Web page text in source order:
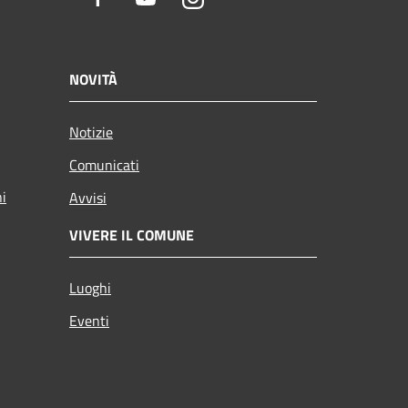
NOVITÀ
Notizie
Comunicati
Avvisi
VIVERE IL COMUNE
Luoghi
Eventi